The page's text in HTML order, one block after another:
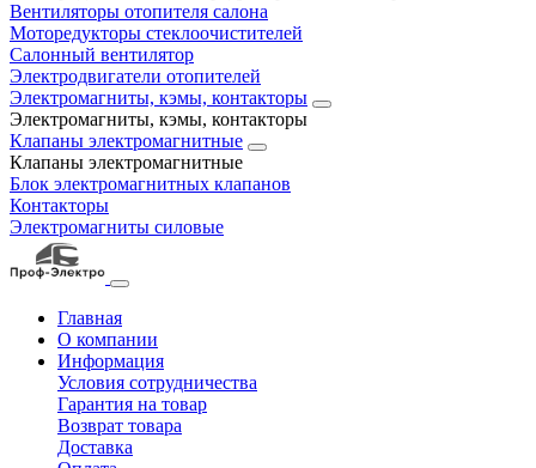
Вентиляторы отопителя салона
Моторедукторы стеклоочистителей
Салонный вентилятор
Электродвигатели отопителей
Электромагниты, кэмы, контакторы
Электромагниты, кэмы, контакторы
Клапаны электромагнитные
Клапаны электромагнитные
Блок электромагнитных клапанов
Контакторы
Электромагниты силовые
Главная
О компании
Информация
Условия сотрудничества
Гарантия на товар
Возврат товара
Доставка